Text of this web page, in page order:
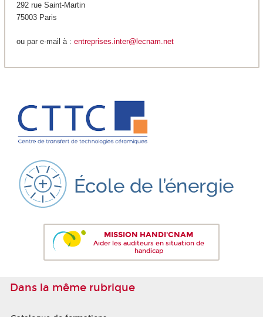
292 rue Saint-Martin
75003 Paris
ou par e-mail à : entreprises.inter@lecnam.net
MISSION HANDI'CNAM
Aider les auditeurs en situation de
handicap
Dans la même rubrique